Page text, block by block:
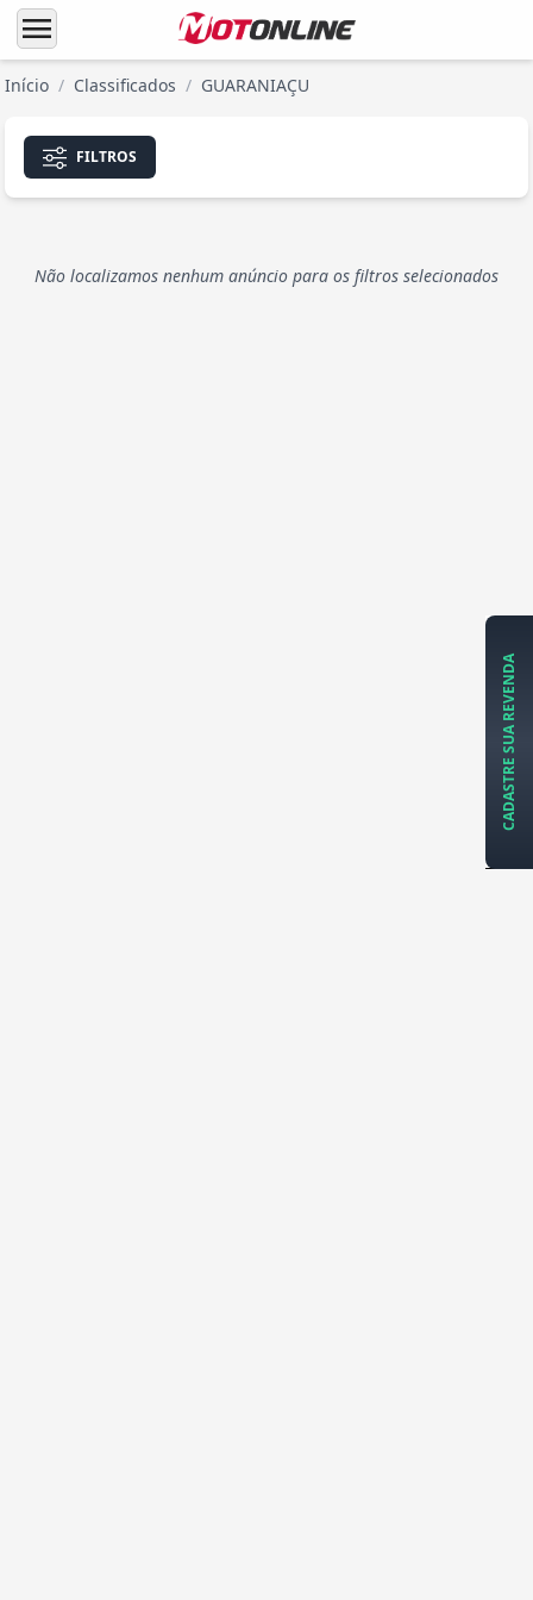
menu
Início / Classificados / GUARANIAÇU
FILTROS
Não localizamos nenhum anúncio para os filtros selecionados
CADASTRE SUA REVENDA